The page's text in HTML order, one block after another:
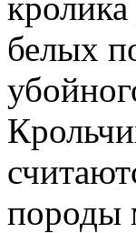
белых
породы